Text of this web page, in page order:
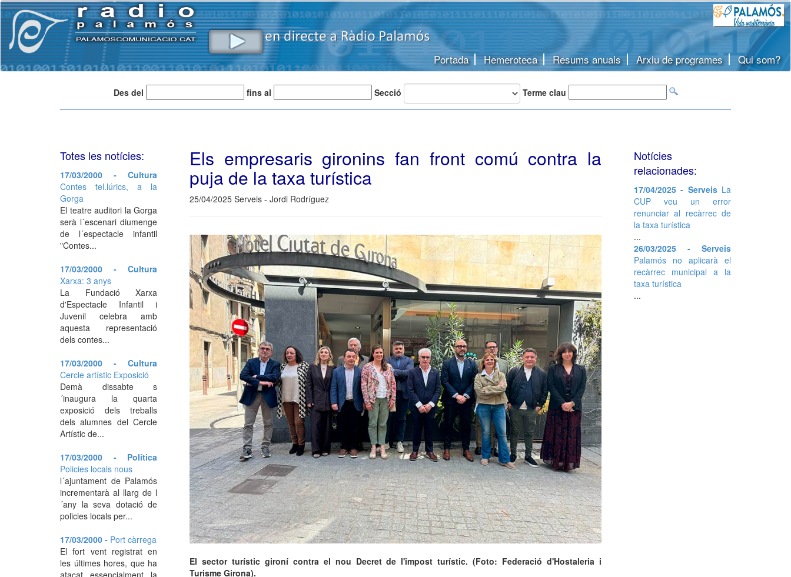
Portada Hemeroteca Resums anuals Arxiu de programes Qui som?
Des del fins al Secció Terme clau
Els empresaris gironins fan front comú contra la
puja de la taxa turística
25/04/2025 Serveis - Jordi Rodríguez
El sector turístic gironí contra el nou Decret de l'impost turístic. (Foto: Federació d'Hostaleria i
Turisme Girona).
Totes les notícies:
17/03/2000 - Cultura
Contes tel.lúrics, a la
Gorga
El teatre auditori la Gorga
serà l´escenari diumenge
de l´espectacle infantil
"Contes...
17/03/2000 - Cultura
Xarxa: 3 anys
La Fundació Xarxa
d'Espectacle Infantil i
Juvenil celebra amb
aquesta representació
dels contes...
17/03/2000 - Cultura
Cercle artístic Exposició
Demà dissabte s
´inaugura la quarta
exposició dels treballs
dels alumnes del Cercle
Artístic de...
17/03/2000 - Política
Policies locals nous
l´ajuntament de Palamós
incrementarà al llarg de l
´any la seva dotació de
policies locals per...
17/03/2000 - Port càrrega
El fort vent registrat en
les últimes hores, que ha
atacat essencialment la
Notícies
relacionades:
17/04/2025 - ServeisLa
CUP veu un error
renunciar al recàrrec de
la taxa turística
...
26/03/2025 - Serveis
Palamós no aplicarà el
recàrrec municipal a la
taxa turística
...